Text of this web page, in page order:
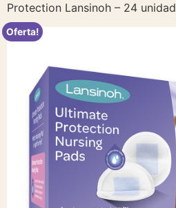
Protection Lansinoh – 24
Oferta!